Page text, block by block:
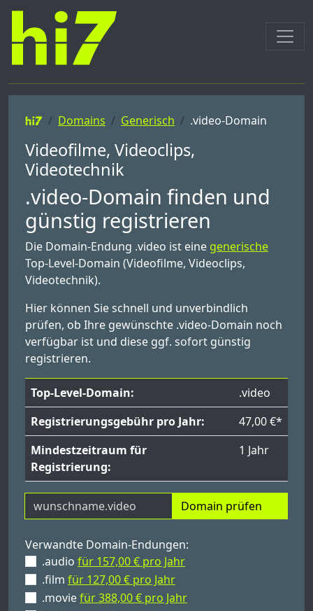
Domains Generisch .video-Domain
Videofilme, Videoclips,
Videotechnik
.video-Domain finden und
günstig registrieren
Die Domain-Endung .video ist eine generische
Top-Level-Domain (Videofilme, Videoclips,
Videotechnik).
Hier können Sie schnell und unverbindlich
prüfen, ob Ihre gewünschte .video-Domain noch
verfügbar ist und diese ggf. sofort günstig
registrieren.
Top-Level-Domain:
.video
Registrierungsgebühr pro Jahr:
47,00 €*
Mindestzeitraum für
Registrierung:
1 Jahr
Domain prüfen
Verwandte Domain-Endungen:
.audio für 157,00 € pro Jahr
.film für 127,00 € pro Jahr
.moviefür 388,00 € pro Jahr